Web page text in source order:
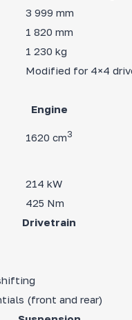
3 999 mm
1 820 mm
1 230 kg
Modified for 4×4
Engine
1620 cm3
214 kW
425 Nm
Drivetrain
(front and rear)